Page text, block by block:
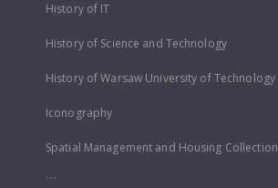
History of IT
History of Science and Technology
History of Warsaw University of Technology
Iconography
Spatial Management and Housing Collection
...